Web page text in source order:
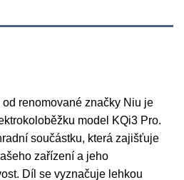
renomované značky Niu je
model KQi3 Pro.
součástku, která zajišťuje
zařízení a jeho
Díl se vyznačuje lehkou